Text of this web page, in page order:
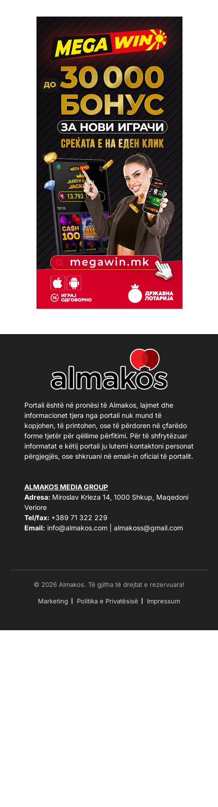
Portali është në pronësi të Almakos, lajmet dhe
informacionet tjera nga portali nuk mund të
kopjohen, të printohen, ose të përdoren në çfarëdo
forme tjetër për qëllime përfitimi. Për të shfrytëzuar
informatat e këtij portali ju lutemi kontaktoni personat
përgjegjës, ose shkruani në email-in oficial të portalit.
ALMAKOS MEDIA GROUP
Adresa: Miroslav Krleza 14, 1000 Shkup, Maqedoni
Veriore
Tel/fax: +389 71 322 229
Email: info@almakos.com almakoss@gmail.com
© 2026 Almakos. Të gjitha të drejtat e rezervuara!
Marketing Politika e Privatësisë Impressum